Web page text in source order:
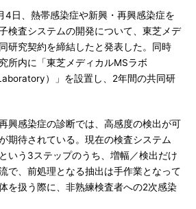
日、熱帯感染症や新興・再興感染症を
検査システムの開発について、東芝メデ
研究契約を締結したと発表した。同時
所内に「東芝メディカルMSラボ
）」を設置し、2年間の共同研
興感染症の診断では、高感度の検出が可
期待されている。現在の検査システム
いう3ステップのうち、増幅／検出だけ
で、前処理となる抽出は手作業となって
を扱う際に、非熟練検査者への2次感染